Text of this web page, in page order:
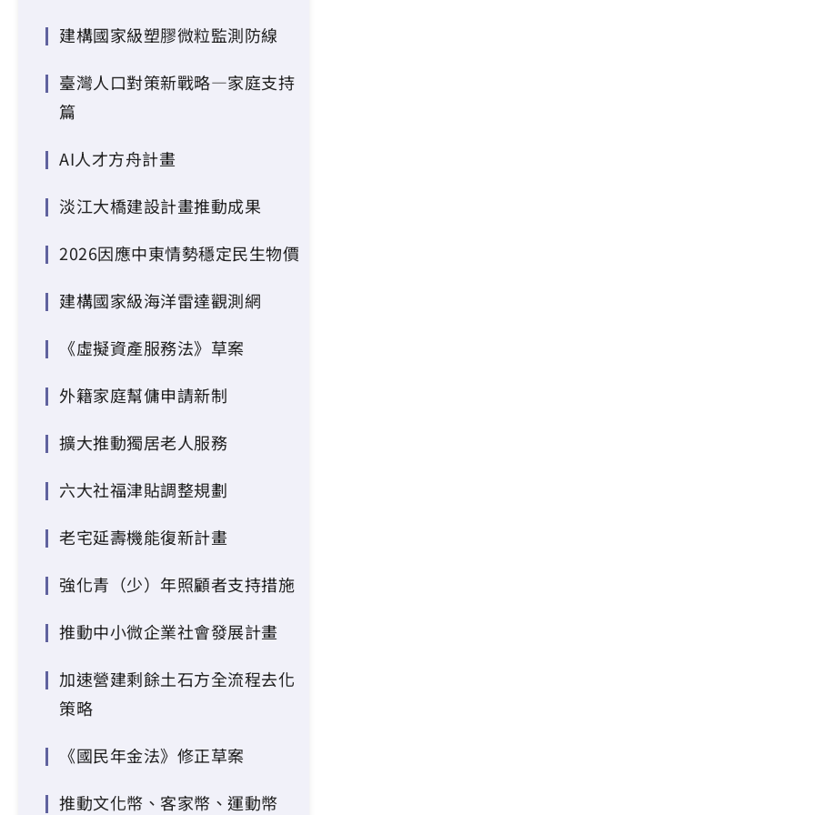
建構國家級塑膠微粒監測防線
臺灣人口對策新戰略—家庭支持
篇
AI人才方舟計畫
淡江大橋建設計畫推動成果
2026因應中東情勢穩定民生物價
建構國家級海洋雷達觀測網
《虛擬資產服務法》草案
外籍家庭幫傭申請新制
擴大推動獨居老人服務
六大社福津貼調整規劃
老宅延壽機能復新計畫
強化青（少）年照顧者支持措施
推動中小微企業社會發展計畫
加速營建剩餘土石方全流程去化
策略
《國民年金法》修正草案
推動文化幣、客家幣、運動幣